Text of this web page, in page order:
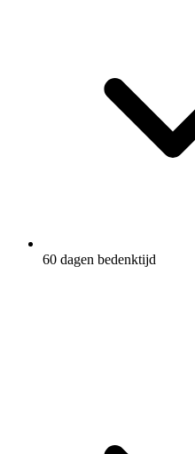
60 dagen bedenktijd